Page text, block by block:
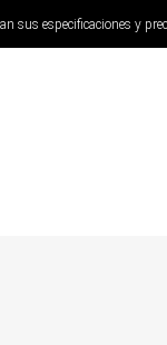
sus especificaciones y